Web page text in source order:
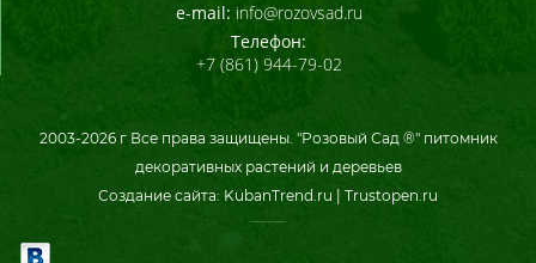
e-mail: info@rozovsad.ru
Телефон:
+7 (861) 944-79-02
2003-2026г Все права защищены. "Розовый Сад ®" питомник
декоративных растений и деревьев
Создание сайта: KubanTrend.ru Trustopen.ru